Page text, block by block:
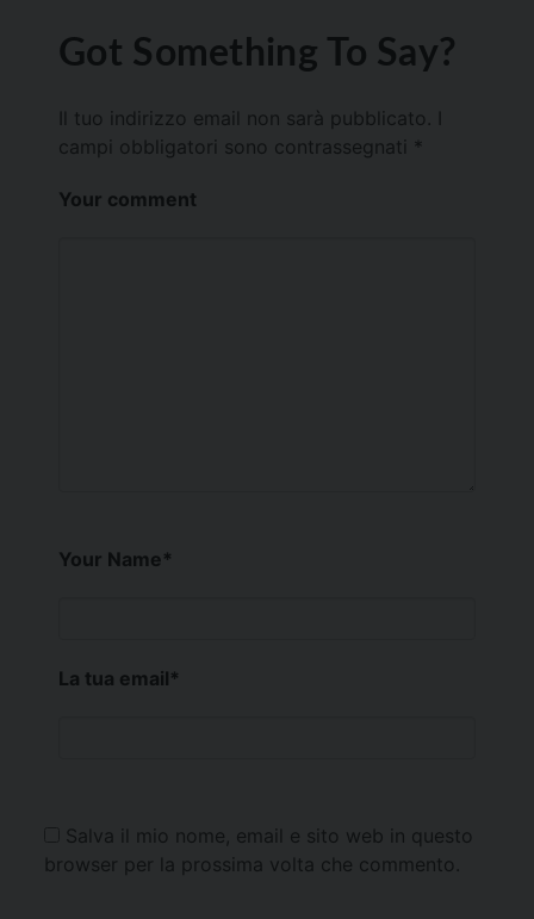
Got Something To Say?
Il tuo indirizzo email non sarà pubblicato.
campi obbligatori sono contrassegnati *
Your comment
Your Name*
La tua email*
Salva il mio nome, email e sito web in questo
browser per la prossima volta che commento.